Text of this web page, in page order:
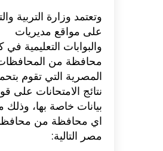
وتعتمد وزارة التربية
على مواقع مديريات
والبوابات التعليمية في
محافظة من
المصرية التي تقوم
نتائج الامتحانات على
بيانات خاصة بها، وذلك
اي محافظة من
مصر التالية:
اكلات عيد الاضحى 2023 وصفات طبخ